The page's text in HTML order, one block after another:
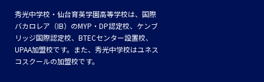
秀光中学校・仙台育英学園高等学校は、国際
バカロレア（IB）のMYP・DP認定校、ケンブ
リッジ国際認定校、BTECセンター設置校、
UPAA加盟校です。また、秀光中学校はユネス
コスクールの加盟校です。